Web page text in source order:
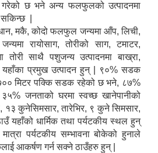
गरेको छ भने अन्य फलफुलको उत्पादनमा
|
धान, मकै, कोदो फलफुल जन्यमा आँप, लिची,
रायोसाग, तोरीको साग, टमाटर,
तोरी साथै पशुजन्य उत्पादनमा बाख्रा,
प्रमुख उत्पादन हुन् | ९०% सडक
मिटर पक्कि सडक रहेको छ भने, ८७%
जनताको घरमा स्वच्छ खानेपानीको
१३ कुनेसिमसार, तारेभिर, ९ कुने सिमसार,
यहाँको धार्मिक तथा पर्यटकीय स्थल हुन्
पर्यटकीय सम्भावना बोकेको हुनाले
आकर्षण गर्न सक्ने ठाउँहरु हुन् |